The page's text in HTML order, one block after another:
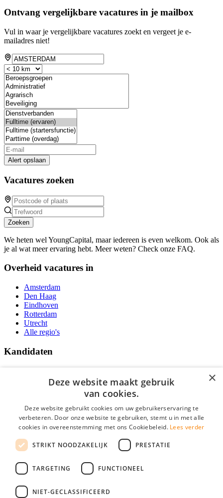
Ontvang vergelijkbare vacatures in je mailbox
Vul in waar je vergelijkbare vacatures zoekt en vergeet je e-
mailadres niet!
Alert opslaan
Vacatures zoeken
Zoeken
We heten wel YoungCapital, maar iedereen is even welkom. Ook als
je al wat meer ervaring hebt. Meer weten? Check onze FAQ.
Overheid vacatures in
Amsterdam
Den Haag
Eindhoven
Rotterdam
Utrecht
Alle regio's
Kandidaten
Traineeships
Vacatures
Over Vacatures Overheid Online
YoungCapital IOS App
YoungCapital Android App
Hoofdkantoor Hoofddorp
Social
×
Deze website maakt gebruik
van cookies.
Deze website gebruikt cookies om uw gebruikerservaring te
verbeteren. Door onze website te gebruiken, stemt u in met alle
cookies in overeenstemming met ons Cookiebeleid. Lees verder
STRIKT NOODZAKELIJK PRESTATIE
TARGETING FUNCTIONEEL
NIET-GECLASSIFICEERD